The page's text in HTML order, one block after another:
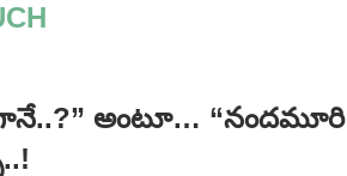
అంటూ… “నందమూరి